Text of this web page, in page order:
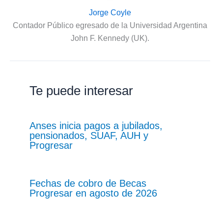
Jorge Coyle
Contador Público egresado de la Universidad Argentina
John F. Kennedy (UK).
Te puede interesar
Anses inicia pagos a jubilados,
pensionados, SUAF, AUH y
Progresar
Fechas de cobro de Becas
Progresar en agosto de 2026